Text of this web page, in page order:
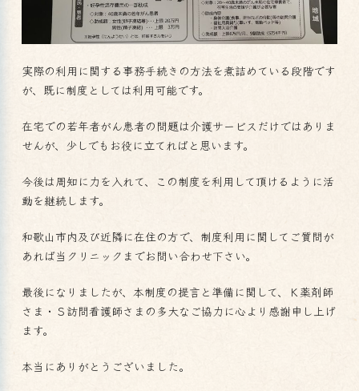
実際の利用に関する事務手続きの方法を煮詰めている段階です
が、既に制度としては利用可能です。
在宅での若年者がん患者の問題は介護サービスだけではありま
せんが、少しでもお役に立てればと思います。
今後は周知に力を入れて、この制度を利用して頂けるように活
動を継続します。
和歌山市内及び近隣に在住の方で、制度利用に関してご質問が
あれば当クリニックまでお問い合わせ下さい。
最後になりましたが、本制度の提言と準備に関して、Ｋ薬剤師
さま・Ｓ訪問看護師さまの多大なご協力に心より感謝申し上げ
ます。
本当にありがとうございました。